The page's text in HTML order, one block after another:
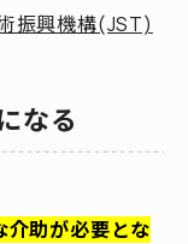
振興機構(JST)
なる
介助が必要とな